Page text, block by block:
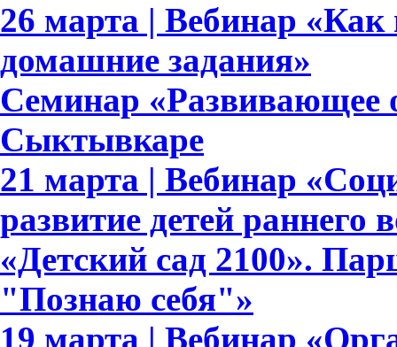
26 марта | Вебинар «Как
домашние задания»
Семинар «Развивающее
Сыктывкаре
21 марта | Вебинар
развитие детей раннего
«Детский сад 2100».
"Познаю себя"»
19 марта | Вебинар